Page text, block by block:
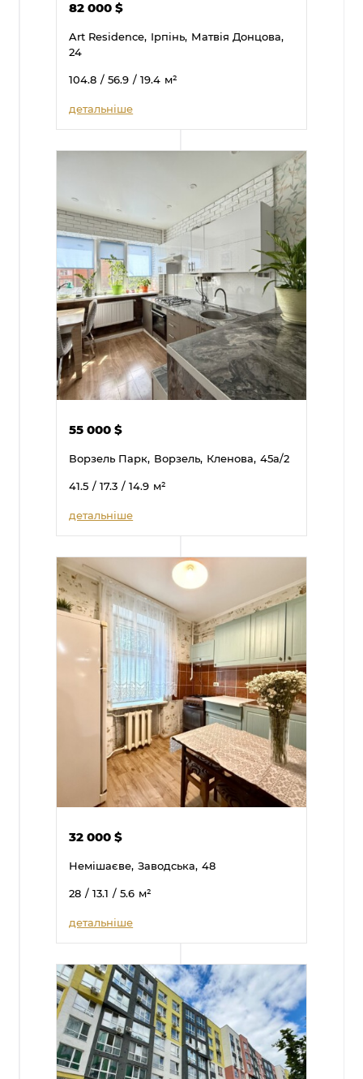
82 000$
Art Residence, Ірпінь, Матвія Донцова,
24
104.8 / 56.9 / 19.4 м²
детальніше
55 000$
Ворзель Парк, Ворзель, Кленова, 45а/2
41.5 / 17.3 / 14.9 м²
детальніше
32 000$
Немішаєве, Заводська, 48
28 / 13.1 / 5.6 м²
детальніше